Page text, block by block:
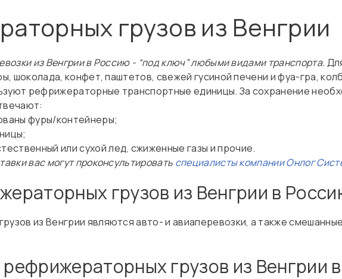
грузов из Венгрии
из Венгрии в Россию - “под ключ” любыми видами транспорта.
шоколада, конфет, паштетов, свежей гусиной печени и фуа-гра,
рефрижераторные транспортные единицы. За сохранение
фуры/контейнеры;
или сухой лед, сжиженные газы и прочие.
вас могут проконсультировать специалисты компании Онлог
грузов из Венгрии в
из Венгрии являются авто- и авиаперевозки, а также
грузов из Венгрии в